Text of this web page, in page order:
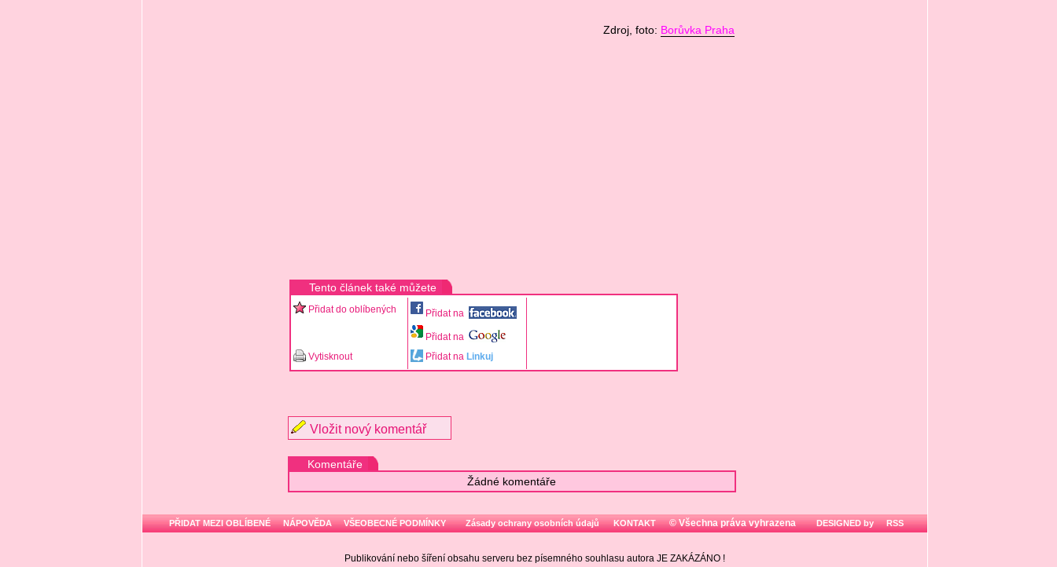
Zdroj, foto: Borůvka Praha
Tento článek také můžete
Přidat do oblíbených Přidat na
Přidat na
Vytisknout
Přidat na Linkuj
Vložit nový komentář
Komentáře
Žádné komentáře
PŘIDAT MEZI OBLÍBENÉ NÁPOVĚDA VŠEOBECNÉ PODMÍNKY Zásady ochrany osobních údajů KONTAKT © Všechna práva vyhrazena DESIGNED by RSS
Publikování nebo šíření obsahu serveru bez písemného souhlasu autora JE ZAKÁZÁNO !